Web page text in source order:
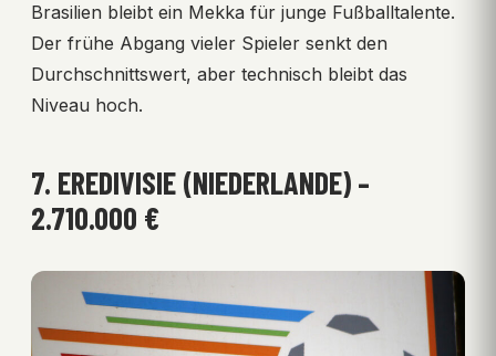
Brasilien bleibt ein Mekka für junge Fußballtalente.
Der frühe Abgang vieler Spieler senkt den
Durchschnittswert, aber technisch bleibt das
Niveau hoch.
7. EREDIVISIE (NIEDERLANDE) –
2.710.000 €